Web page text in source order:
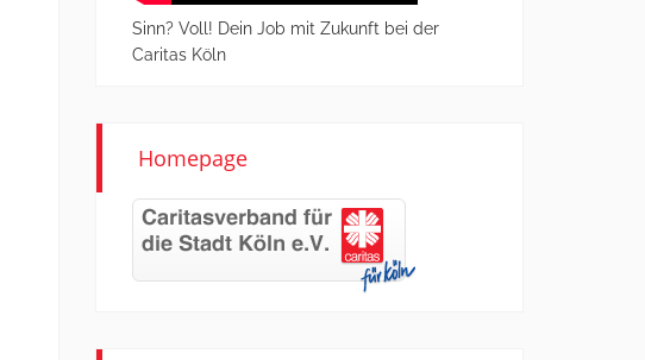
Sinn? Voll! Dein Job mit Zukunft bei der
Caritas Köln
Homepage